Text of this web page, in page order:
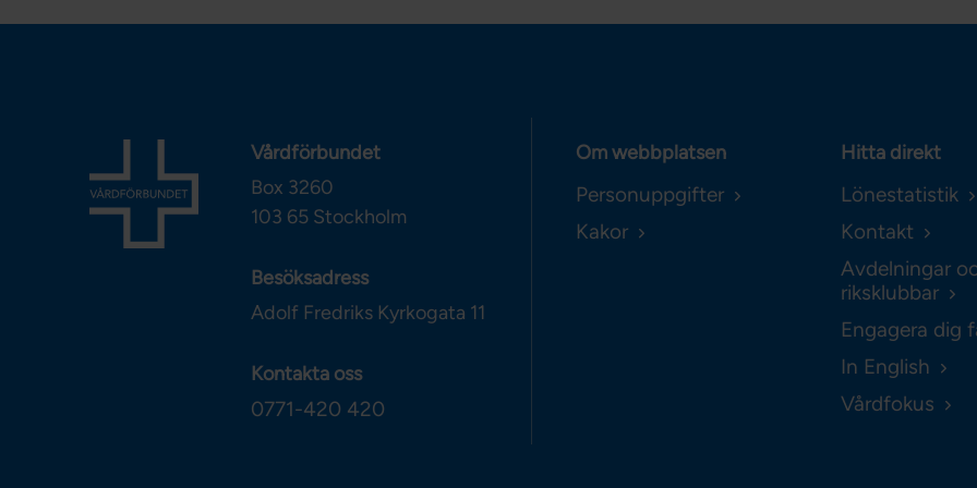
Vårdförbundet
Box 3260
103 65 Stockholm
Besöksadress
Adolf Fredriks Kyrkogata 11
Kontakta oss
0771-420 420
Om webbplatsen
Personuppgifter
Kakor
Hitta direkt
Lönestatistik
Kontakt
Avdelningar
riksklubbar
Engagera dig
In English
Vårdfokus